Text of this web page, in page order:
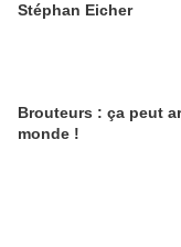
Stéphan Eicher
Brouteurs : ça peut arriver à tout le
monde !